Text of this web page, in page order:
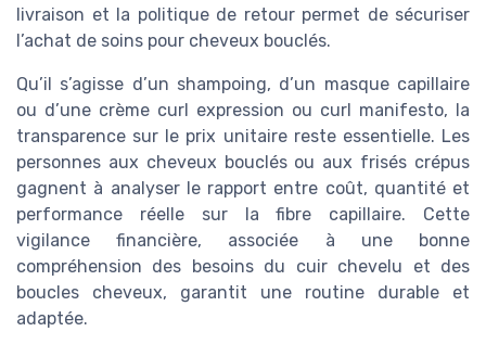
livraison et la politique de retour permet de sécuriser
l’achat de soins pour cheveux bouclés.
Qu’il s’agisse d’un shampoing, d’un masque capillaire
ou d’une crème curl expression ou curl manifesto, la
transparence sur le prix unitaire reste essentielle. Les
personnes aux cheveux bouclés ou aux frisés crépus
gagnent à analyser le rapport entre coût, quantité et
performance réelle sur la fibre capillaire. Cette
vigilance financière, associée à une bonne
compréhension des besoins du cuir chevelu et des
boucles cheveux, garantit une routine durable et
adaptée.